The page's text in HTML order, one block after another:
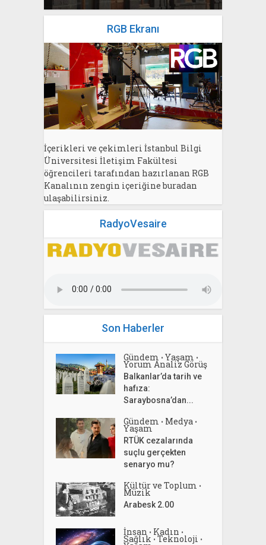
RGB Ekranı
İçerikleri ve çekimleri İstanbul Bilgi
Üniversitesi İletişim Fakültesi
öğrencileri tarafından hazırlanan RGB
Kanalının zengin içeriğine buradan
ulaşabilirsiniz.
RadyoVesaire
Son Haberler
Gündem • Yaşam •
Yorum Analiz Görüş
Balkanlar’da tarih ve
hafıza:
Saraybosna’dan...
Gündem • Medya •
Yaşam
RTÜK cezalarında
suçlu gerçekten
senaryo mu?
Kültür ve Toplum •
Müzik
Arabesk 2.00
İnsan • Kadın •
Sağlık • Teknoloji •